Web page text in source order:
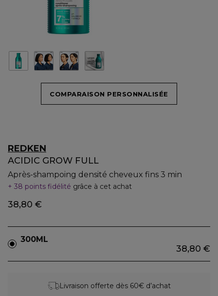
COMPARAISON PERSONNALISÉE
REDKEN
ACIDIC GROW FULL
Après-shampoing densité cheveux fins 3 min
38 points fidélité grâce à cet achat
38,80 €
300ML
38,80 €
Livraison offerte dès 60€ d’achat